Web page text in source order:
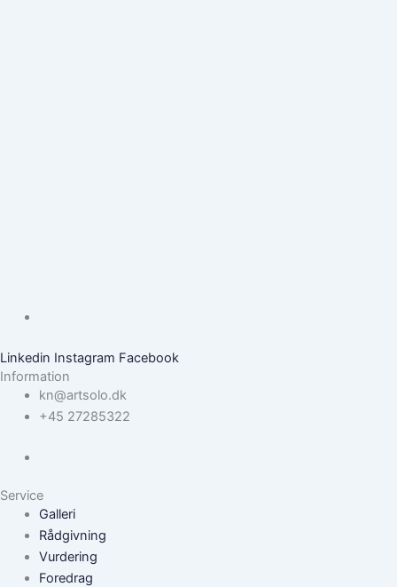
Linkedin Instagram Facebook
Information
kn@artsolo.dk
+45 27285322
Service
Galleri
Rådgivning
Vurdering
Foredrag